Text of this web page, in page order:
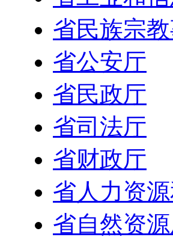
省民族宗
省公安厅
省民政厅
省司法厅
省财政厅
省人力资
省自然资